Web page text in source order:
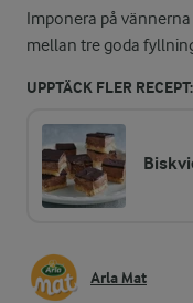
Imponera på
mellan tre goda
UPPTÄCK FLER
Arla Mat